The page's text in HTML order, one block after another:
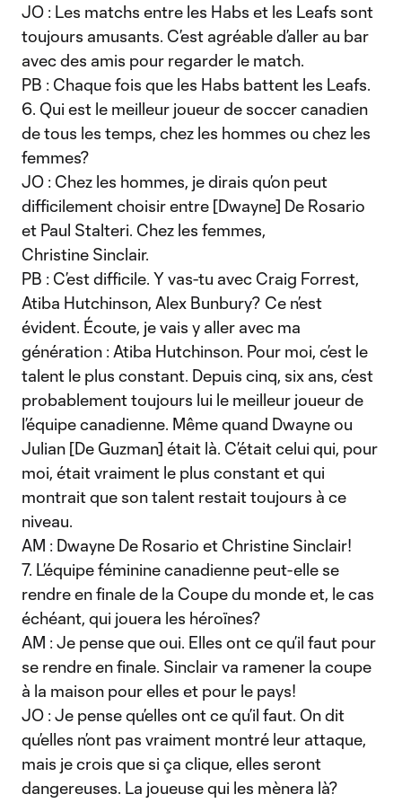
JO : Les matchs entre les Habs et les Leafs sont
toujours amusants. C’est agréable d’aller au bar
avec des amis pour regarder le match.
PB : Chaque fois que les Habs battent les Leafs.
6. Qui est le meilleur joueur de soccer canadien
de tous les temps, chez les hommes ou chez les
femmes?
JO : Chez les hommes, je dirais qu’on peut
difficilement choisir entre [Dwayne] De Rosario
et Paul Stalteri. Chez les femmes,
Christine Sinclair.
PB : C’est difficile. Y vas-tu avec Craig Forrest,
Atiba Hutchinson, Alex Bunbury? Ce n’est
évident. Écoute, je vais y aller avec ma
génération : Atiba Hutchinson. Pour moi, c’est le
talent le plus constant. Depuis cinq, six ans, c’est
probablement toujours lui le meilleur joueur de
l’équipe canadienne. Même quand Dwayne ou
Julian [De Guzman] était là. C’était celui qui, pour
moi, était vraiment le plus constant et qui
montrait que son talent restait toujours à ce
niveau.
AM : Dwayne De Rosario et Christine Sinclair!
7. L’équipe féminine canadienne peut-elle se
rendre en finale de la Coupe du monde et, le cas
échéant, qui jouera les héroïnes?
AM : Je pense que oui. Elles ont ce qu’il faut pour
se rendre en finale. Sinclair va ramener la coupe
à la maison pour elles et pour le pays!
JO : Je pense qu’elles ont ce qu’il faut. On dit
qu’elles n’ont pas vraiment montré leur attaque,
mais je crois que si ça clique, elles seront
dangereuses. La joueuse qui les mènera là?